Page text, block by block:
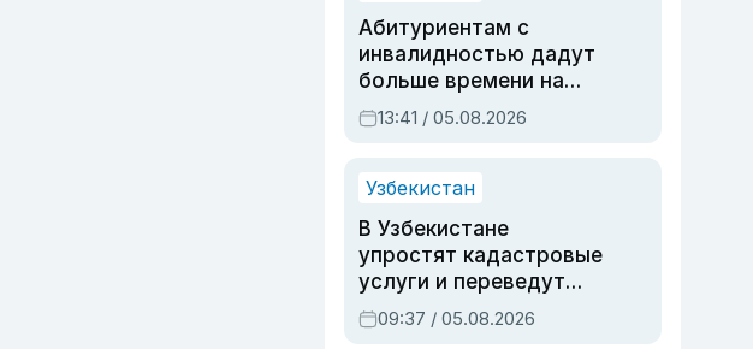
Абитуриентам с
инвалидностью дадут
больше времени на
вступительных
экзаменах
13:41 / 05.08.2026
Узбекистан
В Узбекистане
упростят кадастровые
услуги и переведут
регистрацию
недвижимости в
09:37 / 05.08.2026